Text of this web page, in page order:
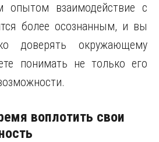
взаимодействие с
более осознанным, и вы
доверять окружающему
понимать не только его
воплотить свои